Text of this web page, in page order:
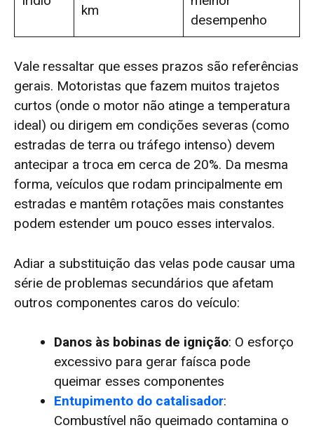
km
desempenho
Vale ressaltar que esses prazos são referências
gerais. Motoristas que fazem muitos trajetos
curtos (onde o motor não atinge a temperatura
ideal) ou dirigem em condições severas (como
estradas de terra ou tráfego intenso) devem
antecipar a troca em cerca de 20%. Da mesma
forma, veículos que rodam principalmente em
estradas e mantêm rotações mais constantes
podem estender um pouco esses intervalos.
Adiar a substituição das velas pode causar uma
série de problemas secundários que afetam
outros componentes caros do veículo:
Danos às bobinas de ignição: O esforço
excessivo para gerar faísca pode
queimar esses componentes
Entupimento do catalisador:
Combustível não queimado contamina o